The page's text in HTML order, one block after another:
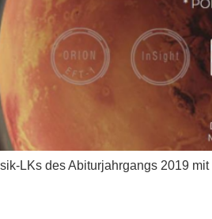
LKs des Abiturjahrgangs 2019